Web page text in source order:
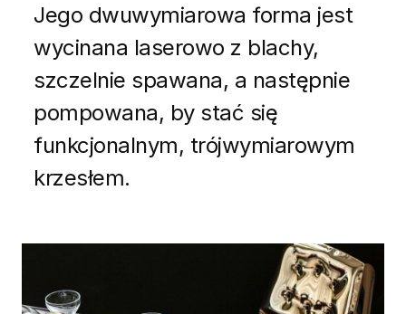
Jego dwuwymiarowa forma jest
wycinana laserowo z blachy,
szczelnie spawana, a następnie
pompowana, by stać się
funkcjonalnym, trójwymiarowym
krzesłem.